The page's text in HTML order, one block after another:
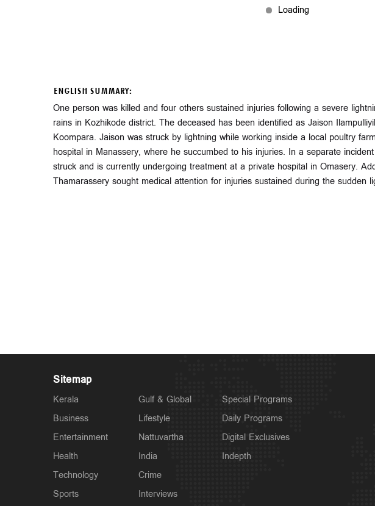
ENGLISH SUMMARY:
One person was killed and four others sustained injuries following a severe
rains in Kozhikode district. The deceased has been identified as Jaison
Koompara. Jaison was struck by lightning while working inside a local poultry
hospital in Manassery, where he succumbed to his injuries. In a separate
struck and is currently undergoing treatment at a private hospital in Omasery.
Thamarassery sought medical attention for injuries sustained during the sudden
Sitemap
Kerala
Business
Entertainment
Health
Technology
Sports
Gulf & Global
Lifestyle
Nattuvartha
India
Crime
Interviews
Special Programs
Daily Programs
Digital Exclusives
Indepth